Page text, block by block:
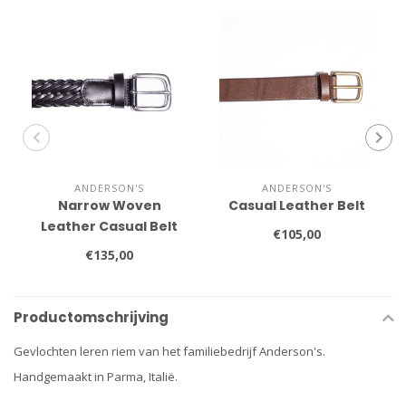
ANDERSON'S
Narrow Woven
Leather Casual Belt
€135,00
ANDERSON'S
Casual Leather Belt
€105,00
Productomschrijving
Gevlochten leren riem van het familiebedrijf Anderson's.
Handgemaakt in Parma, Italië.